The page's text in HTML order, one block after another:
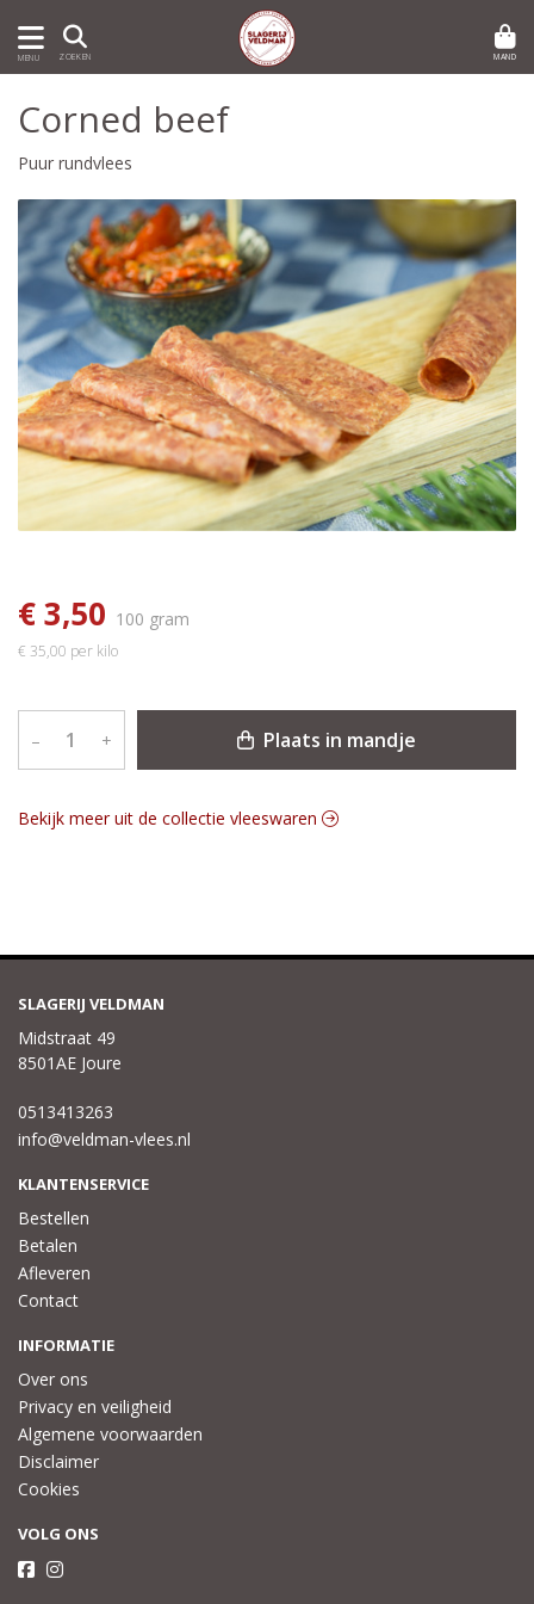
MENU ZOEKEN MAND
Corned beef
Puur rundvlees
€ 3,50 100 gram
€ 35,00 per kilo
– + Plaats in mandje
Bekijk meer uit de collectie vleeswaren
SLAGERIJ VELDMAN
Midstraat 49
8501AE Joure
0513413263
info@veldman-vlees.nl
KLANTENSERVICE
Bestellen
Betalen
Afleveren
Contact
INFORMATIE
Over ons
Privacy en veiligheid
Algemene voorwaarden
Disclaimer
Cookies
VOLG ONS